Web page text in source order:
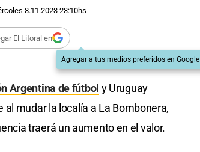
8.11.2023 23:10hs
El Litoral en
Agregar a tus medios preferidos en Google
Argentina de fútbol y Uruguay
mudar la localía a La Bombonera,
traerá un aumento en el valor.